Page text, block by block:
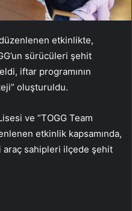
etkinlikte,
sürücüleri şehit
iftar programının
oluşturuldu.
ve “TOGG Team
etkinlik kapsamında,
araç sahipleri ilçede şehit